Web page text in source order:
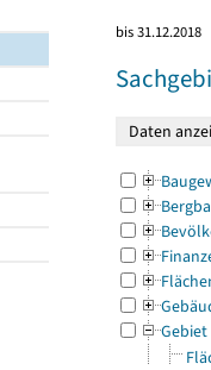
bis 31.12.2018
Gebiet